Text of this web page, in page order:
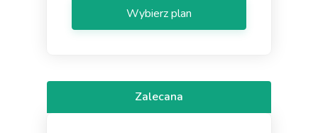
Definition
Wybierz plan
Zalecana